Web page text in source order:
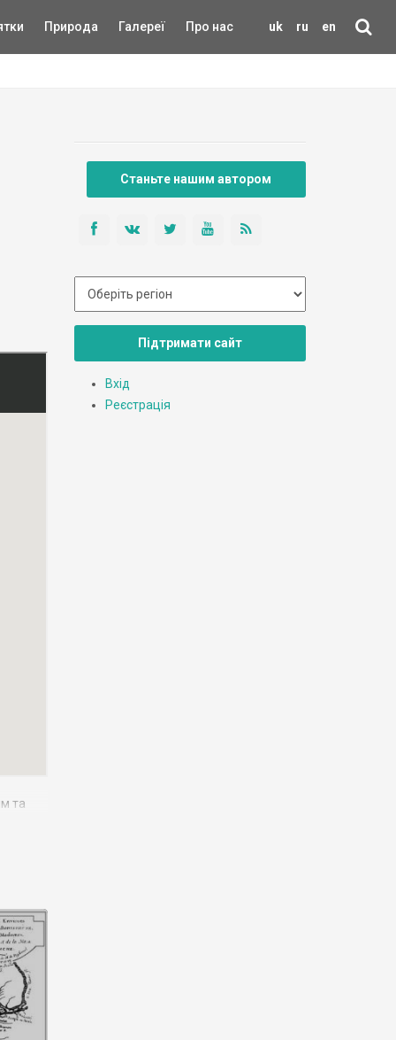
uk ru en
Природа Галереї Про нас
та
Станьте нашим автором
Підтримати сайт
Вхід
Реєстрація